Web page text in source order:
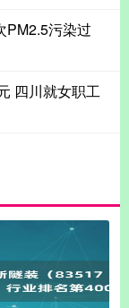
PM2.5污染过
四川就女职工